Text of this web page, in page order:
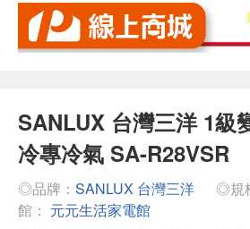
SANLUX 台灣三洋 1級
冷專冷氣 SA-R28VSR
◎品牌： SANLUX 台灣三洋 ◎規
館： 元元生活家電館